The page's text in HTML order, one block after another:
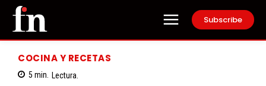
Subscribe
COCINA Y RECETAS
5 min. Lectura.